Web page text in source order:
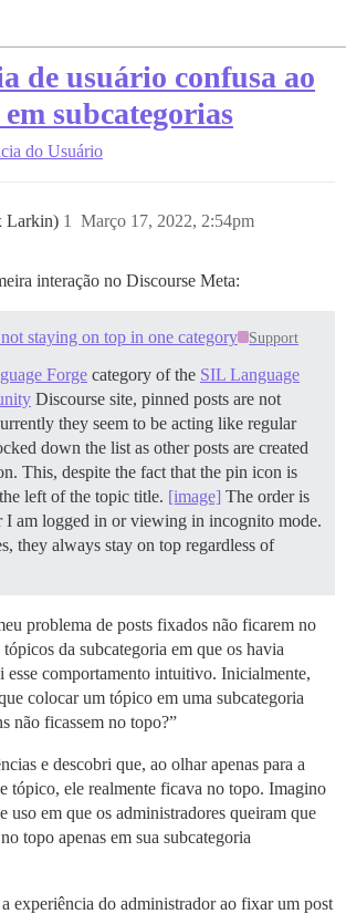
de usuário confusa ao
subcategorias
do Usuário
Larkin) Março 17, 2022, 2:54pm
1
interação no Discourse Meta:
staying on top in one category Support
Forge category of the SIL Language
Discourse site, pinned posts are not
they seem to be acting like regular
down the list as other posts are created
This, despite the fact that the pin icon is
left of the topic title. [image] The order is
I am logged in or viewing in incognito mode.
they always stay on top regardless of
problema de posts fixados não ficarem no
da subcategoria em que os havia
esse comportamento intuitivo. Inicialmente,
colocar um tópico em uma subcategoria
não ficassem no topo?”
e descobri que, ao olhar apenas para a
tópico, ele realmente ficava no topo. Imagino
uso em que os administradores queiram que
topo apenas em sua subcategoria
experiência do administrador ao fixar um post